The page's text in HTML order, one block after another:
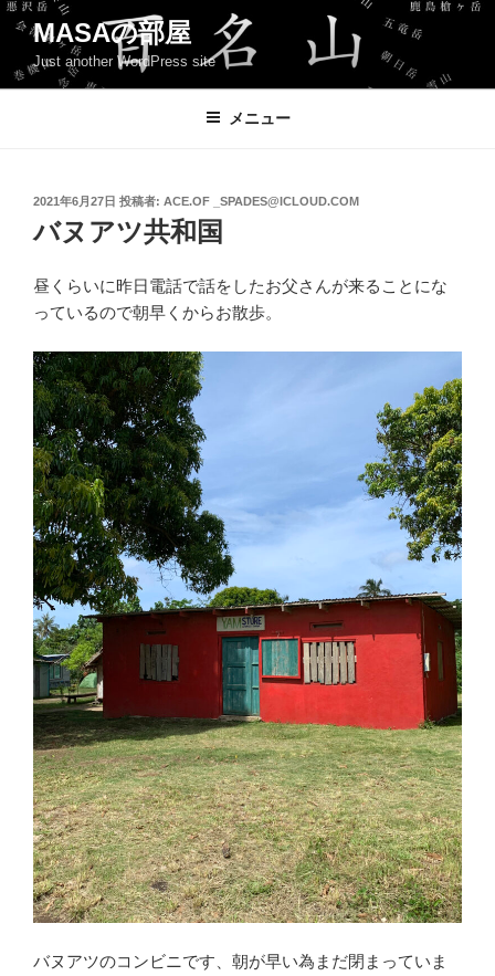
コ
ン
MASAの部屋
Just another WordPress site
メニュー
投
日:
2021年6月27日 投稿者: ACE.OF _SPADES@ICLOUD.COM
バヌアツ共和国
昼くらいに昨日電話で話をしたお父さんが来ることにな
っているので朝早くからお散歩。
バヌアツのコンビニです、朝が早い為まだ閉まっていま